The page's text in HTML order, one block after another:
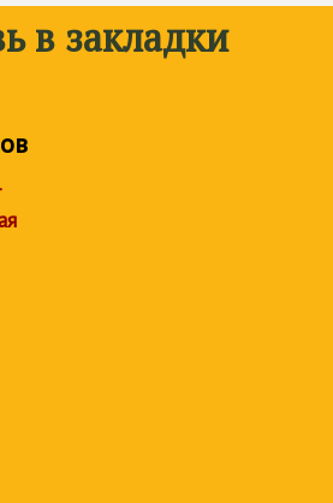
в закладки